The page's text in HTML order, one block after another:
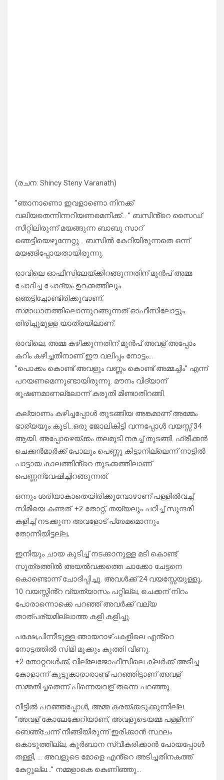
(രചന: Shincy Steny Varanath)
”ഞാനാണൊ ഇവളാണൊ നിനക്ക്
വലിയതെന്നിന്നറിയണമെനിക്ക്… ” ബസിൻ്റെ സൈഡ്
സീറ്റിലിരുന്ന് മയങ്ങുന്ന ബാബു സാറ്
ഞെട്ടിയെഴുന്നേറ്റു… ബസിൽ കേറിയിരുന്നതെ ഒന്ന്
മയങ്ങിപ്പോയതായിരുന്നു.
രാവിലെ ഓഫീസിലേയ്ക്കിറങ്ങുന്നതിന് മുൻപ് അമ്മ
ചോദിച്ച ചോദ്യം ഉറക്കത്തിലും
ഞെട്ടിച്ചോണ്ടിരിക്കുവാണ്.
സമാധാനത്തിലൊന്നുറങ്ങുന്നത് ഓഫീസിലോട്ടും
തിരിച്ചുമുള്ള യാത്രയിലാണ്.
രാവിലെ, അമ്മ കഴിക്കുന്നതിന് മുൻപ് അവള് അപ്പോം
കറിം കഴിച്ചതിനാണ് ഈ വലിപ്പം നോട്ടം…
”പൊക്കം കൊണ്ട് അവളും വണ്ണം കൊണ്ട് അമ്മച്ചിം” എന്ന്
പറയണമെന്നുണ്ടായിരുന്നു. മൗനം വിദ്യാന്
ഭൂഷണമാണല്ലോന്ന് കരുതി മിണ്ടാതിറങ്ങി.
കല്യാണം കഴിച്ചപ്പോൾ തുടങ്ങിയ അങ്കമാണ് അമ്മേം
ഭാര്യയും കൂടി…ഒരു ജോലികിട്ടി വന്നപ്പോൾ വയസ്സ് 34
ആയി. അപ്പോഴെയ്ക്കം തലമുടി നരച്ച് തുടങ്ങി. ഫ്രീക്കൻ
ചെക്കൻമാർക്ക് പോലും പെണ്ണു കിട്ടാനില്ലെന്ന് നാട്ടിൽ
പാട്ടായ കാലത്തിൻ്റെ തുടക്കത്തിലാണ്
പെണ്ണന്വേഷിച്ചിറങ്ങുന്നത്.
ഒന്നും ശരിയാകാതെയിരിക്കുമ്പോഴാണ് പള്ളിൽവച്ച്
സിമിയെ കണ്ടത്. +2 തോറ്റ്, തയ്യലും പഠിച്ച് സുന്ദരി
കളിച്ച് നടക്കുന്ന അവളോട് പ്രേമമൊന്നും
തോന്നിയിട്ടല്ല,
ഇനിയും ചായ കുടിച്ച് നടക്കാനുള്ള മടി കൊണ്ട്
സൂത്രത്തിൽ അയൽവക്കത്തെ ചാക്കോ ചേട്ടനെ
കൊണ്ടൊന്ന് ചോദിപ്പിച്ചു. അവൾക്ക് 24 വയസ്സേയുള്ളു,
10 വയസ്സിൻ്റ വ്യത്യാസം പറ്റില്ല, ചെക്കന് നിറം
പോരാന്നൊക്കെ പറഞ്ഞ് അവർക്ക് വല്യ
താത്പര്യമില്ലാത്ത കളി കളിച്ചു.
പക്ഷേ,പിന്നീടുള്ള ഞായറാഴ്ചകളിലെ എൻ്റെ
നോട്ടത്തിൽ സിമി മൂക്കും കുത്തി വീണു.
+2 തോറ്റവൾക്ക്, വില്ലേജോഫീസിലെ ക്ലർക്ക് അടിച്ച
കോളാന്ന് കൂട്ടുകാരാരാണ്ട് പറഞ്ഞിട്ടാണ് അവള്
സമ്മതിച്ചതെന്ന് പിന്നെയവള് തന്നെ പറഞ്ഞു.
വീട്ടിൽ പറഞ്ഞപ്പോൾ, അമ്മ കരയ്ക്കടുക്കുന്നില്ല.
“അവള് കോലേക്കേറിയാണ്, അവളുടെയമ്മ പള്ളീന്ന്
ബെഞ്ചേന്ന് നീങ്ങിയിരുന്ന് ഇരിക്കാൻ സ്ഥലം
കൊടുത്തില്ല, കുർബാന സ്വീകരിക്കാൻ പോയപ്പോൾ
തള്ളി, … അവളുടെ മോളെ എൻ്റെ അടിച്ചതിനകത്ത്
കേറ്റൂല്ല…” നമ്മളാകെ കെണിഞ്ഞു…